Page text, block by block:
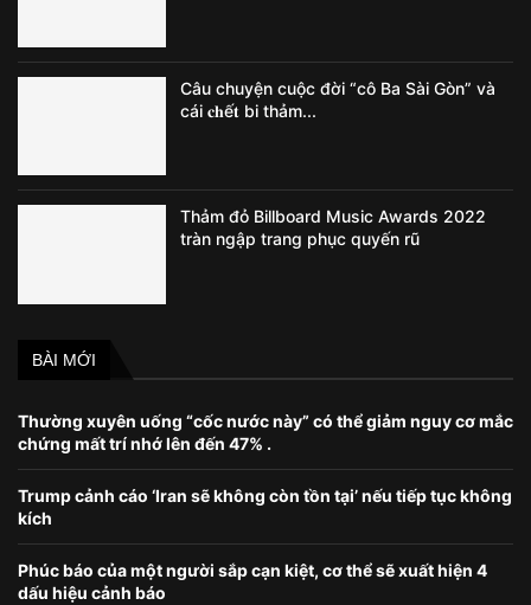
Câu chuyện cuộc đời “cô Ba Sài Gòn” và
cái 𝐜𝐡ế𝐭 bi thảm...
Thảm đỏ Billboard Music Awards 2022
tràn ngập trang phục quyến rũ
BÀI MỚI
Thường xuyên uống “cốc nước này” có thể giảm nguy cơ mắc
chứng mất trí nhớ lên đến 47% .
Trump cảnh cáo ‘Iran sẽ không còn tồn tại’ nếu tiếp tục không
kích
Phúc báo của một người sắp cạn kiệt, cơ thể sẽ xuất hiện 4
dấu hiệu cảnh báo